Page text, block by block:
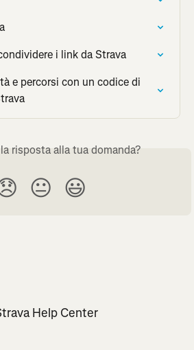
i link da Strava
e percorsi con un codice di
risposta alla tua domanda?
😐 😃